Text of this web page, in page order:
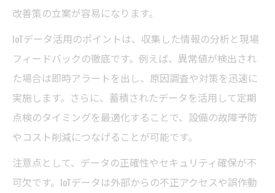
改善策の立案が容易になります。
IoTデータ活用のポイントは、収集した情報の分析と現場
フィードバックの徹底です。例えば、異常値が検出され
た場合は即時アラートを出し、原因調査や対策を迅速に
実施します。さらに、蓄積されたデータを活用して定期
点検のタイミングを最適化することで、設備の故障予防
やコスト削減につなげることが可能です。
注意点として、データの正確性やセキュリティ確保が不
可欠です。IoTデータは外部からの不正アクセスや誤作動